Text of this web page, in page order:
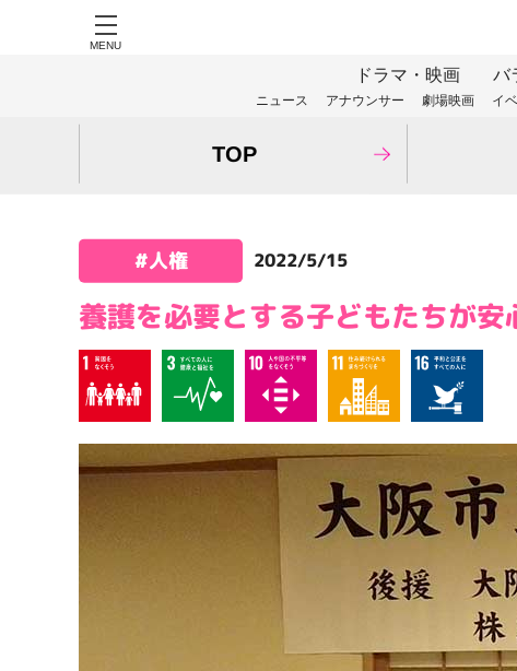
MENU
ドラマ・映画 バ
ニュース アナウンサー 劇場映画 イ
TOP
2022/5/15
養護を必要とする子どもたちが